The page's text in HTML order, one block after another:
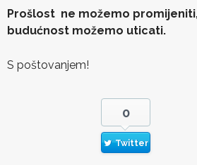
Prošlost ne možemo
budućnost možemo uticati.
S poštovanjem!
0
Twitter